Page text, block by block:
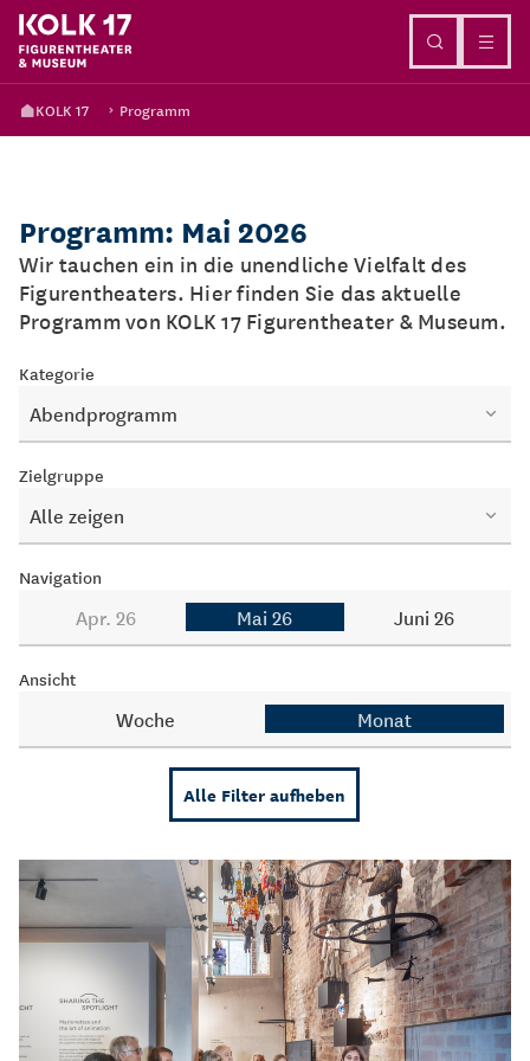
KOLK 17 Programm
Programm: Mai 2026
Wir tauchen ein in die unendliche Vielfalt des
Figurentheaters. Hier finden Sie das aktuelle
Programm von KOLK 17 Figurentheater & Museum.
Kategorie
Abendprogramm
Zielgruppe
Alle zeigen
Navigation
Apr. 26 Mai 26 Juni 26
Ansicht
Woche Monat
Alle Filter aufheben